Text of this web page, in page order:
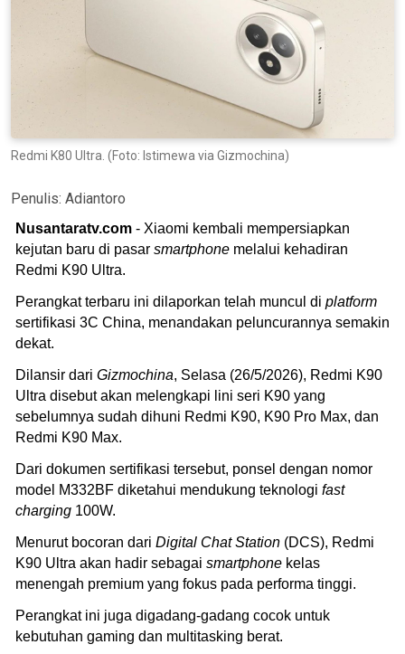
Redmi K80 Ultra. (Foto: Istimewa via Gizmochina)
Penulis: Adiantoro
Nusantaratv.com - Xiaomi kembali mempersiapkan
kejutan baru di pasar smartphone melalui kehadiran
Redmi K90 Ultra.
Perangkat terbaru ini dilaporkan telah muncul di platform
sertifikasi 3C China, menandakan peluncurannya semakin
dekat.
Dilansir dari Gizmochina, Selasa (26/5/2026), Redmi K90
Ultra disebut akan melengkapi lini seri K90 yang
sebelumnya sudah dihuni Redmi K90, K90 Pro Max, dan
Redmi K90 Max.
Dari dokumen sertifikasi tersebut, ponsel dengan nomor
model M332BF diketahui mendukung teknologi fast
charging 100W.
Menurut bocoran dari Digital Chat Station (DCS), Redmi
K90 Ultra akan hadir sebagai smartphone kelas
menengah premium yang fokus pada performa tinggi.
Perangkat ini juga digadang-gadang cocok untuk
kebutuhan gaming dan multitasking berat.